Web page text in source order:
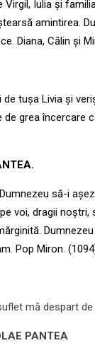
Iulia și
amintirea.
Diana, Călin și
tușa Livia și
grea încercare
să-i
voi, dragii noștri,
Pop Miron.
mă despart de
PANTEA